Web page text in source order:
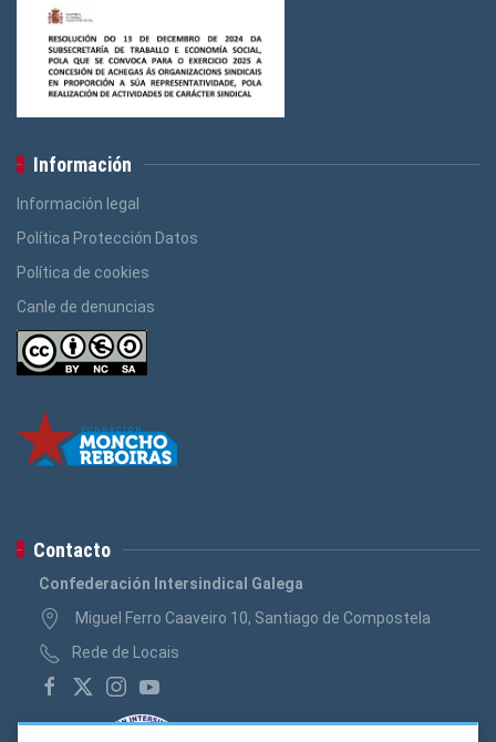
Información
Información legal
Política Protección Datos
Política de cookies
Canle de denuncias
Contacto
Confederación Intersindical Galega
Miguel Ferro Caaveiro 10, Santiago de Compostela
Rede de Locais